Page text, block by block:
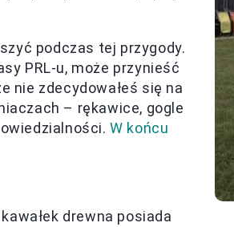
podczas tej przygody.
PRL-u, może przynieść
nie zdecydowałeś się na
– rękawice, gogle
W końcu
drewna posiada